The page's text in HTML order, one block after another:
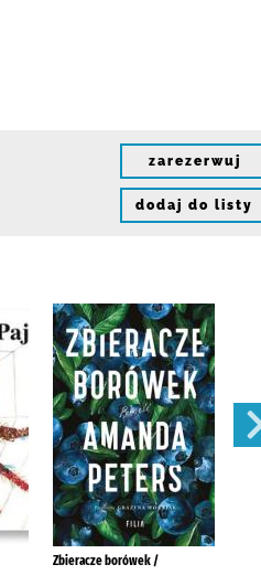
zarezerwuj
dodaj do listy
Zbieracze borówek /